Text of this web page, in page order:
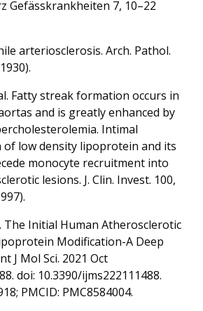
Gefässkrankheiten 7, 10–22
arteriosclerosis. Arch. Pathol.
Fatty streak formation occurs in
and is greatly enhanced by
Intimal
of low density lipoprotein and its
monocyte recruitment into
lesions. J. Clin. Invest. 100,
The Initial Human Atherosclerotic
Modification-A Deep
J Mol Sci. 2021 Oct
doi: 10.3390/ijms222111488.
PMCID: PMC8584004.